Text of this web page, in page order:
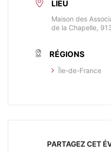
LIEU
Maison des
de la Chapelle,
RÉGIONS
​Île-de-France
PARTAGEZ CET